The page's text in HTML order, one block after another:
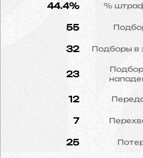
44.4% %
55
32 Подборы в
23
12
7
25